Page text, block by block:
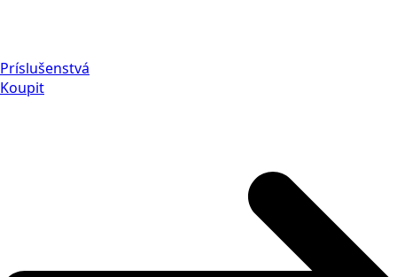
Príslušenstvá
Koupit